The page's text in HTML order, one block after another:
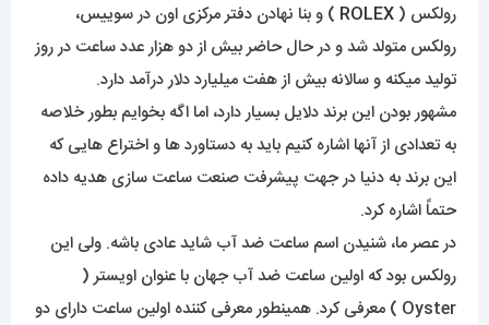
رولکس ( ROLEX ) و بنا نهادن دفتر مرکزی اون در سوییس،
رولکس متولد شد و در حال حاضر بیش از دو هزار عدد ساعت در روز
تولید میکنه و سالانه بیش از هفت میلیارد دلار درآمد دارد.
مشهور بودن این برند دلایل بسیار دارد، اما اگه بخوایم بطور خلاصه
به تعدادی از آنها اشاره کنیم باید به دستاورد ها و اختراع هایی که
این برند به دنیا در جهت پیشرفت صنعت ساعت سازی هدیه داده
حتماً اشاره کرد.
در عصر ما، شنیدن اسم ساعت ضد آب شاید عادی باشه. ولی این
رولکس بود که اولین ساعت ضد آب جهان با عنوان اویستر (
Oyster ) معرفی کرد. همینطور معرفی کننده اولین ساعت دارای دو